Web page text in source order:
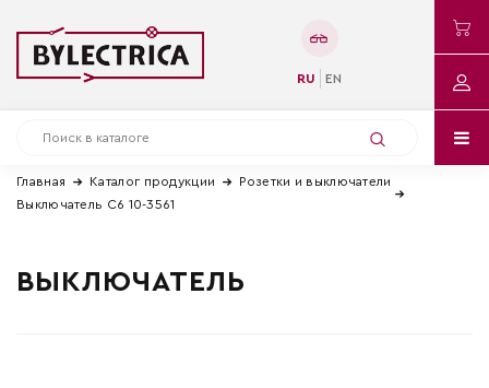
RU EN
Главная Каталог продукции
Розетки и выключатели
Выключатель С6 10-3561
ВЫКЛЮЧАТЕЛЬ